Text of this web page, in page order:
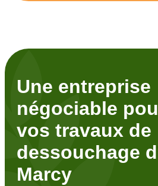
Une entreprise
négociable
vos travaux de
dessouchage
Marcy